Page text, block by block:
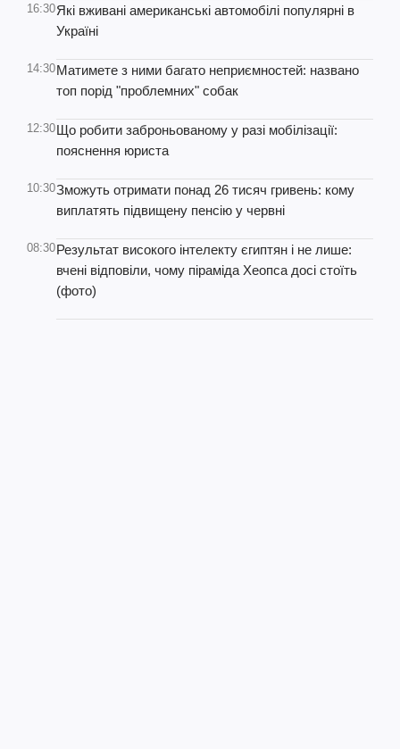
16:30Які вживані американські автомобілі популярні в
Україні
14:30Матимете з ними багато неприємностей: названо
топ порід "проблемних" собак
12:30Що робити заброньованому у разі мобілізації:
пояснення юриста
10:30Зможуть отримати понад 26 тисяч гривень: кому
виплатять підвищену пенсію у червні
08:30Результат високого інтелекту єгиптян і не лише:
вчені відповіли, чому піраміда Хеопса досі стоїть
(фото)